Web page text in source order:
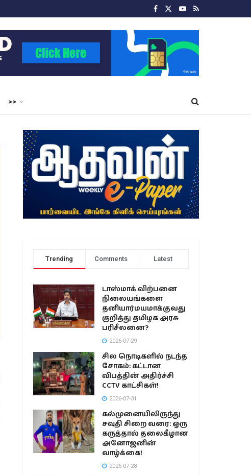
>>
Trending Comments Latest
டாஸ்மாக் விற்பனை
நிலையங்களை
தனியார்மயமாக்குவது
குறித்து தமிழக அரசு
பரிசீலனை?
2026-07-29
சில நொடிகளில் நடந்த
சோகம்: கட்டான
விபத்தின் அதிர்ச்சி
CCTV காட்சிகள்!
2026-07-31
கல்முனையிலிருந்து
சவுதி சிறை வரை: ஒரு
கருத்தால் தலைகீழான
அனோஜனின்
வாழ்க்கை!
2026-07-28